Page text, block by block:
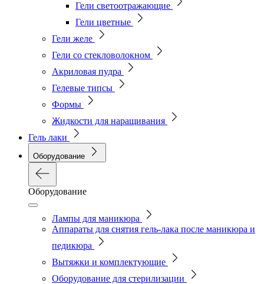
Гели светоотражающие
Гели цветные
Гели желе
Гели со стекловолокном
Акриловая пудра
Гелевые типсы
Формы
Жидкости для наращивания
Гель лаки
Оборудование
Оборудование
Лампы для маникюра
Аппараты для снятия гель-лака после маникюра и
педикюра
Вытяжки и комплектующие
Оборудование для стерилизации